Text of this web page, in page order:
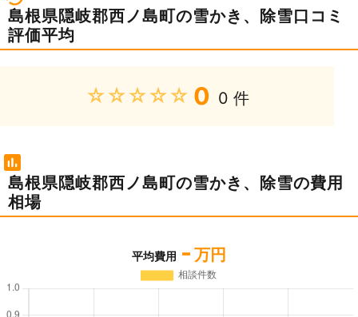
島根県隠岐郡西ノ島町の雪かき、除雪口コミ
評価平均
★★★★★ 0 0 件
島根県隠岐郡西ノ島町の雪かき、除雪の費用
相場
平均費用 - 万円